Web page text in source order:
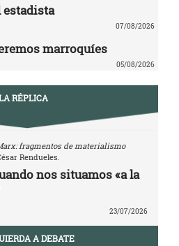
estadista
07/08/2026
marroquíes
05/08/2026
RÉPLICA
fragmentos de materialismo
Rendueles.
nos situamos «a la
23/07/2026
A DEBATE